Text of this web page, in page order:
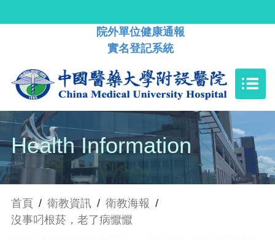
院外單位健康通報
實名登記系統
Health Information
首頁 / 衛教資訊 / 衛教海報 /
沒事叼根菸，老了病懨懨